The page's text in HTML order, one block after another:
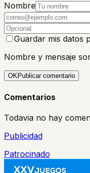
Nombre
Guardar mis datos
Nombre y mensaje
OKPublicar comentario
Comentarios
Todavia no hay
Publicidad
Patrocinado